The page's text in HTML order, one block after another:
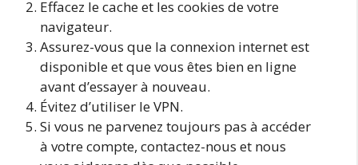
Effacez le cache et les cookies de votre
navigateur.
Assurez-vous que la connexion internet est
disponible et que vous êtes bien en ligne
avant d’essayer à nouveau.
Évitez d’utiliser le VPN.
Si vous ne parvenez toujours pas à accéder
à votre compte, contactez-nous et nous